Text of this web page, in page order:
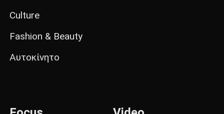
Culture
Fashion & Beauty
Αυτοκίνητο